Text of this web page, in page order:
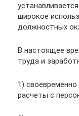
широкое
должностных
В настоящее
труда и
1)
расчеты с